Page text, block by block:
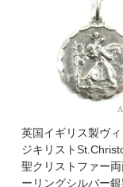
英国イギリス製ヴ
ジキリスト
聖クリストファー両
ーリングシルバー